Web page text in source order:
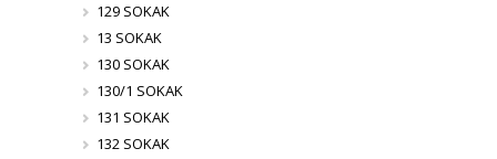
129 SOKAK
13 SOKAK
130 SOKAK
130/1 SOKAK
131 SOKAK
132 SOKAK